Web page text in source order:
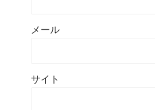
メール
サイト